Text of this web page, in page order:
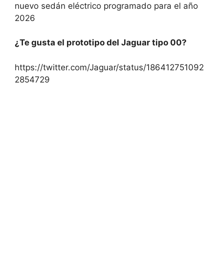
nuevo sedán eléctrico programado para el año
2026
¿Te gusta el prototipo del Jaguar tipo 00?
https://twitter.com/Jaguar/status/186412751092
2854729